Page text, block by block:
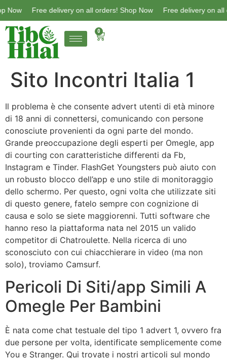
Free delivery on all orders! Shop Now Free delivery on all
0
Sito Incontri Italia 1
Il problema è che consente advert utenti di età minore
di 18 anni di connettersi, comunicando con persone
conosciute provenienti da ogni parte del mondo.
Grande preoccupazione degli esperti per Omegle, app
di courting con caratteristiche differenti da Fb,
Instagram e Tinder. FlashGet Youngsters può aiuto con
un robusto blocco dell’app e uno stile di monitoraggio
dello schermo. Per questo, ogni volta che utilizzate siti
di questo genere, fatelo sempre con cognizione di
causa e solo se siete maggiorenni. Tutti software che
hanno reso la piattaforma nata nel 2015 un valido
competitor di Chatroulette. Nella ricerca di uno
sconosciuto con cui chiacchierare in video (ma non
solo), troviamo Camsurf.
Pericoli Di Siti/app Simili A
Omegle Per Bambini
È nata come chat testuale del tipo 1 advert 1, ovvero fra
due persone per volta, identificate semplicemente come
You e Stranger. Qui trovate i nostri articoli sul mondo